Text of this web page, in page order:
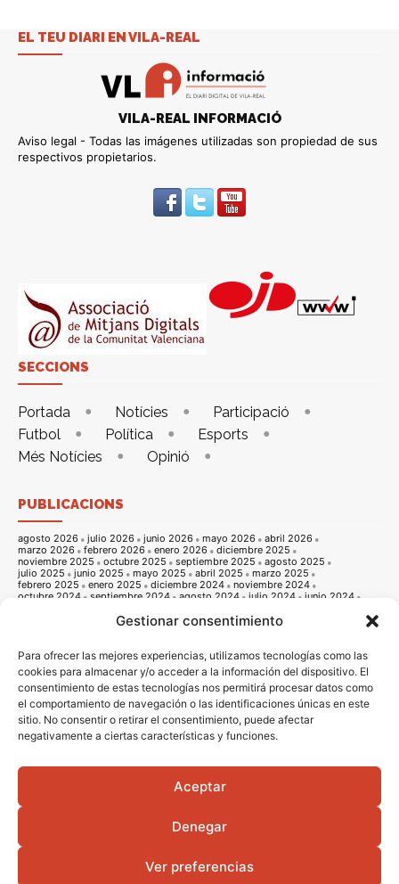
Gestionar consentimiento
Para ofrecer las mejores experiencias, utilizamos tecnologías como las
cookies para almacenar y/o acceder a la información del dispositivo. El
consentimiento de estas tecnologías nos permitirá procesar datos como
el comportamiento de navegación o las identificaciones únicas en este
sitio. No consentir o retirar el consentimiento, puede afectar
negativamente a ciertas características y funciones.
Aceptar
Denegar
Ver preferencias
EL TEU DIARI EN VILA-REAL
VILA-REAL INFORMACIÓ
Aviso legal - Todas las imágenes utilizadas son propiedad de sus
respectivos propietarios.
SECCIONS
Portada Notícies
Participació
Futbol
Política
Esports
Més Notícies
Opinió
PUBLICACIONS
agosto 2026 julio 2026 junio 2026 mayo 2026
abril 2026
marzo 2026
febrero 2026 enero 2026
diciembre 2025
noviembre 2025
octubre 2025 septiembre 2025
agosto 2025
julio 2025
junio 2025 mayo 2025 abril 2025
marzo 2025
febrero 2025
enero 2025 diciembre 2024
noviembre 2024
octubre 2024
septiembre 2024 agosto 2024 julio 2024
junio 2024
noviembre 2023 octubre 2023
septiembre 2023
noviembre 2022
octubre 2022 septiembre 2022
agosto 2022
julio 2022
junio 2022 mayo 2022 abril 2022
marzo 2022
febrero 2022
enero 2022 diciembre 2021
noviembre 2021
octubre 2021
septiembre 2021 agosto 2021 julio 2021
junio 2021
mayo 2021
abril 2021 marzo 2021 febrero 2021
enero 2021
diciembre 2020
noviembre 2020
agosto 2020
julio 2020 junio 2020 mayo 2020
abril 2020
marzo 2020
febrero 2020 enero 2020 diciembre 2019
diciembre 2018
noviembre 2018 octubre 2018
septiembre 2018
junio 2018 mayo 2018
diciembre 2017
septiembre 2017
septiembre 2016
junio 2016
© 2016 - 2026 Vila-real informació | Avis legal | Politica de privacitat